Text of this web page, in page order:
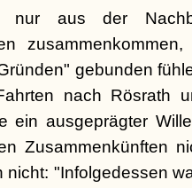
nur aus der
gebunden
nach Rösrath
ein ausgeprägter
Zusammenkünften
nicht: "Infolgedessen